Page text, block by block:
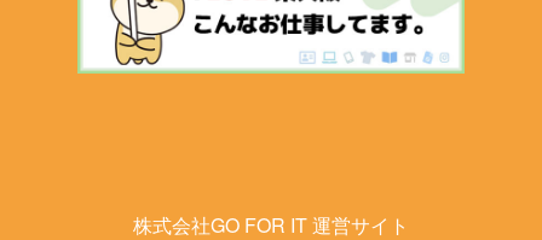
株式会社GO FOR IT 運営サイト